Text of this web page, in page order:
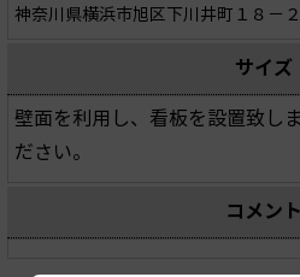
神奈川県横浜市旭区下川井町１８－２
サイズ
壁面を利用し、看板を設置致し
ださい。
コメント